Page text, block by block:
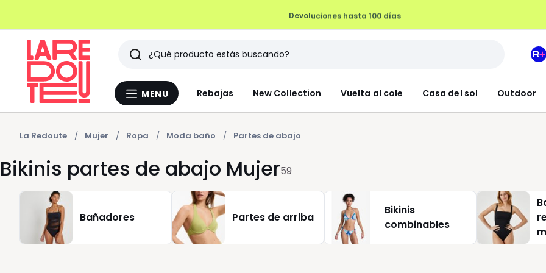
Devoluciones hasta 100 días
Menu
MENU Rebajas New Collection Vuelta al cole Casa del sol Outdoor
Buscar
Últimos
artículos
vistos
Mi
La Redoute Mujer Ropa Moda baño Partes de abajo
Bikinis partes de abajo Mujer59
Bañadores Partes de arriba
Bikinis
combinables